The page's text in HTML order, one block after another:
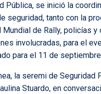
Pública, se inició la
seguridad, tanto con la
Mundial de Rally, policías y
involucradas, para el
para el 11 de
la seremi de Seguridad
Stuardo, en